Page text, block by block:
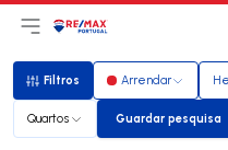
Abri menu principal
LogoIr para página
Filtros
Filtros Arrendar
Quartos Guardar
Guardar pesquisa